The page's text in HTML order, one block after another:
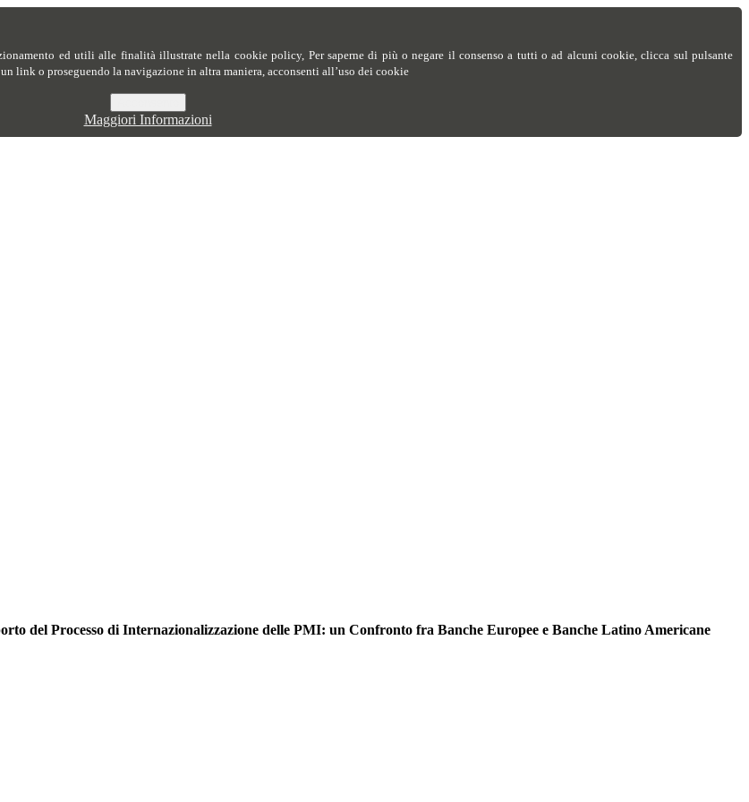
ed utili alle finalità illustrate nella cookie policy, Per saperne di più o negare il consenso a tutti o ad alcuni cookie, clicca sul pulsante
link o proseguendo la navigazione in altra maniera, acconsenti all’uso dei cookie
Maggiori Informazioni
del Processo di Internazionalizzazione delle PMI: un Confronto fra Banche Europee e Banche Latino Americane